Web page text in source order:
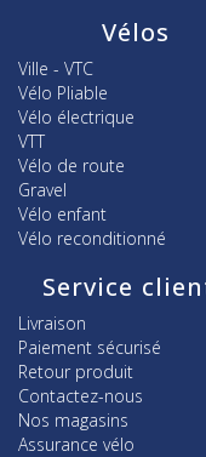
Vélos
Ville - VTC
Vélo Pliable
Vélo électrique
VTT
Vélo de route
Gravel
Vélo enfant
Vélo reconditionné
Service
Livraison
Paiement sécurisé
Retour produit
Contactez-nous
Nos magasins
Assurance vélo